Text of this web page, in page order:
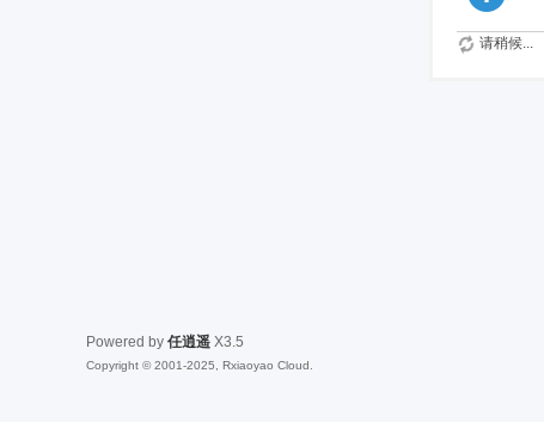
请稍候...
Powered by 任逍遥 X3.5
Copyright © 2001-2025, Rxiaoyao Cloud.